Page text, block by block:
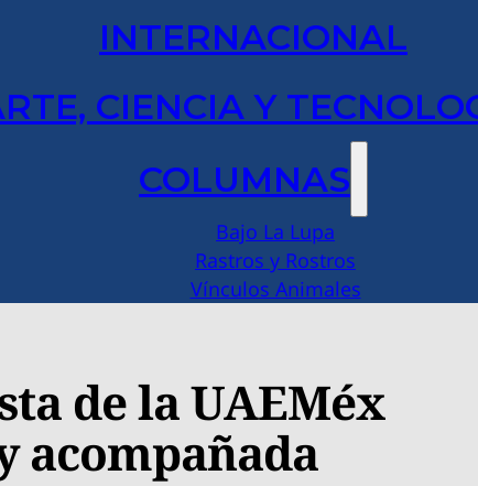
INTERNACIONAL
CIENCIA Y
COLUMNAS
Bajo La Lupa
Rastros y Rostros
Vínculos Animales
de la UAEMéx
acompañada